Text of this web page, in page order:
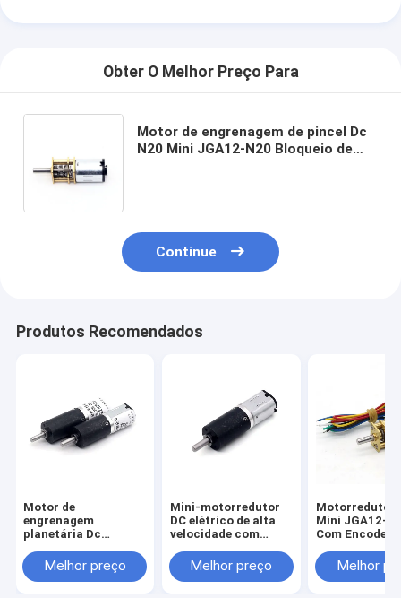
Obter O Melhor Preço Para
Motor de engrenagem de pincel Dc
N20 Mini JGA12-N20 Bloqueio de
Continue
Produtos Recomendados
Motor de
engrenagem
planetária Dc
PG12-N20 Motor
planetário Dc 6v
Melhor preço
Mini-motorredutor
DC elétrico de alta
velocidade com
N20 de alta
qualidade, motor de
Melhor preço
Motorredutor
Mini JGA12-
Com Encoder
DC N20Melhor